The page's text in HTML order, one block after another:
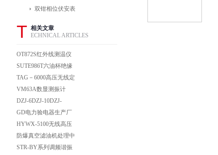
双钳相位伏安表
T 相关文章
ECHNICAL ARTICLES
OT872S红外线测温仪
SUTE986T六油杯绝缘
油介质电强度测试仪技
术指标
TAG－6000高压无线定
相器
VM63A数显测振计
VM63A数显测振计
DZJ-6DZJ-10DZJ-
20DZJ-25真空滤油机
GD电力验电器生产厂
家,专业制造验电器,验
电器
HYWX-5100无线高压
数字核相仪
防爆真空滤油机处理中
有哪些模式是可以选择
STR-BY系列调频谐振